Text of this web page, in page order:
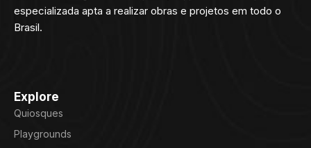
especializada apta a realizar obras e projetos em todo o
Brasil.
Explore
Quiosques
Playgrounds